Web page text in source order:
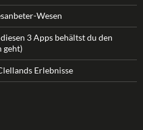
Wesen
3 Apps behältst du den
geht)
Erlebnisse